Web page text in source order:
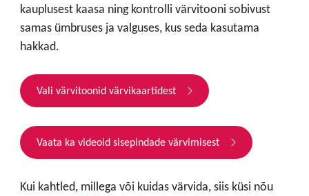
kauplusest kaasa ning kontrolli värvitooni sobivust
samas ümbruses ja valguses, kus seda kasutama
hakkad.
Vali värvitoonid värvikaartidest
Vaata ka videoid sisepindade värvimisest
Kui kahtled, millega või kuidas värvida, siis küsi nõu